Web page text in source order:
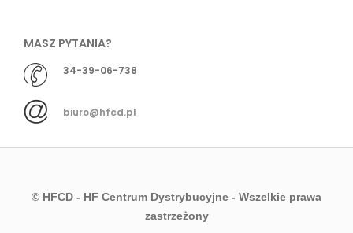
MASZ PYTANIA?
34-39-06-738
biuro@hfcd.pl
© HFCD - HF Centrum Dystrybucyjne - Wszelkie prawa
zastrzeżony